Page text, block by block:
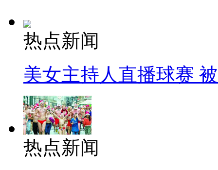
热点新闻
美女主持人直播球赛
热点新闻